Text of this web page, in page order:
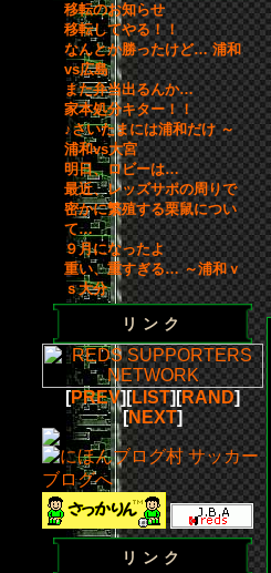
移転のお知らせ
移転してやる！！
なんとか勝ったけど… 浦和
vs広島
また弁当出るんか…
家本処分キター！！
♪さいたまには浦和だけ ～
浦和vs大宮
明日、ロビーは…
最近、レッズサポの周りで
密かに繁殖する栗鼠につい
て…
９月になったよ
重い、重すぎる… ～浦和ｖ
ｓ大分
リンク
[PREV][LIST][RAND]
[NEXT]
リンク